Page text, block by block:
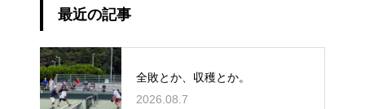
最近の記事
全敗とか、収穫とか。
2026.08.7